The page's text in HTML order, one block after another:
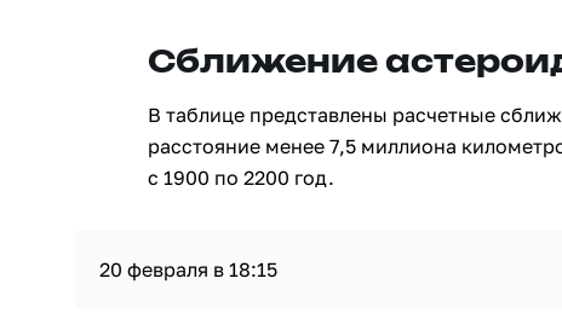
Сближение
В таблице представлены расчетные
расстояние менее 7,5 миллиона
с 1900 по 2200 год.
20 февраля в 18:15